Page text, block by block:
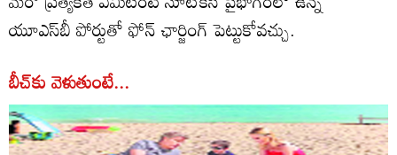
యూఎస్‌బీ పోర్టుతో ఫోన్‌ ఛార్జింగ్‌ పెట్టుకోవచ్చు.
బీచ్‌కు వెళుతుంటే...